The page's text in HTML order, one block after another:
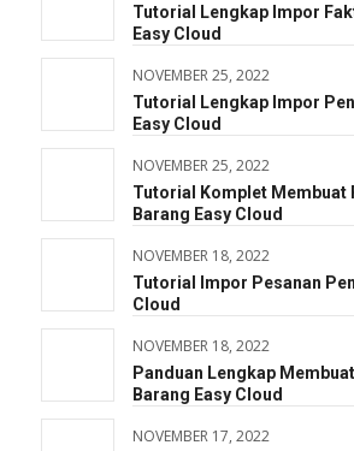
Tutorial Lengkap Impor
Easy Cloud
NOVEMBER 25, 2022
Tutorial Lengkap Impor
Easy Cloud
NOVEMBER 25, 2022
Tutorial Komplet Membuat
Barang Easy Cloud
NOVEMBER 18, 2022
Tutorial Impor Pesanan
Cloud
NOVEMBER 18, 2022
Panduan Lengkap
Barang Easy Cloud
NOVEMBER 17, 2022